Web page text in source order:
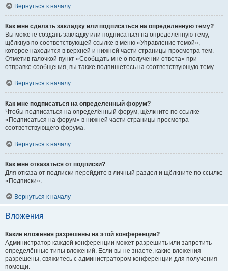
Вернуться к началу
Как мне сделать закладку или подписаться на определённую тему?
Вы можете создать закладку или подписаться на определённую тему,
щёлкнув по соответствующей ссылке в меню «Управление темой»,
которое находится в верхней и нижней части страницы просмотра тем.
Отметив галочкой пункт «Сообщать мне о получении ответа» при
отправке сообщения, вы также подпишетесь на соответствующую тему.
Вернуться к началу
Как мне подписаться на определённый форум?
Чтобы подписаться на определённый форум, щёлкните по ссылке
«Подписаться на форум» в нижней части страницы просмотра
соответствующего форума.
Вернуться к началу
Как мне отказаться от подписки?
Для отказа от подписки перейдите в личный раздел и щёлкните по ссылке
«Подписки».
Вернуться к началу
Вложения
Какие вложения разрешены на этой конференции?
Администратор каждой конференции может разрешить или запретить
определённые типы вложений. Если вы не знаете, какие вложения
разрешены, свяжитесь с администратором конференции для получения
помощи.